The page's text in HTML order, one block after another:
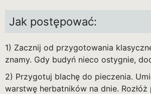
Jak postępować:
1) Zacznij od przygotowania
znamy. Gdy budyń nieco ostygnie,
2) Przygotuj blachę do pieczenia.
warstwę herbatników na dnie. Rozłóż